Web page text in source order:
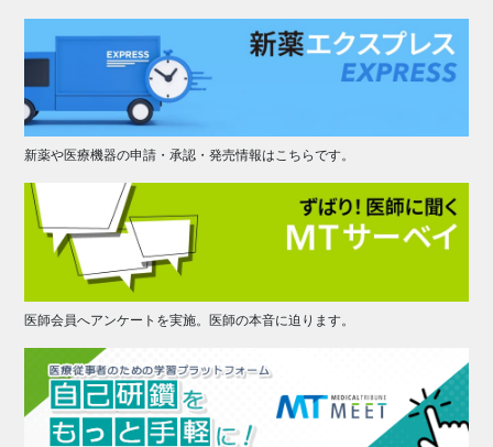
新薬や医療機器の申請・承認・発売情報はこちらです。
医師会員へアンケートを実施。医師の本音に迫ります。